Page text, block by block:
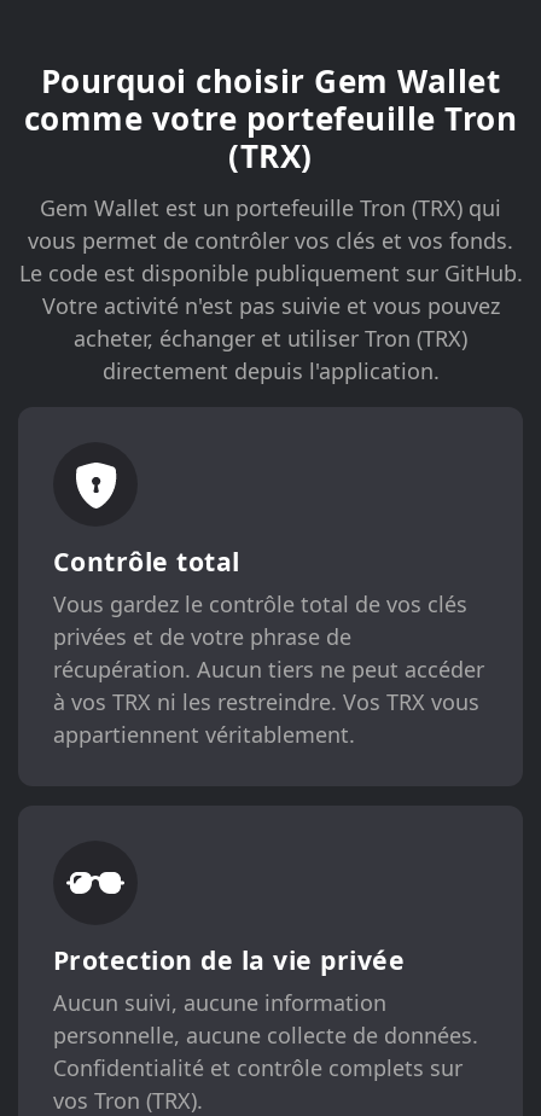
Pourquoi choisir Gem Wallet
comme votre portefeuille Tron
(TRX)
Gem Wallet est un portefeuille Tron (TRX) qui
vous permet de contrôler vos clés et vos fonds.
Le code est disponible publiquement sur GitHub.
Votre activité n'est pas suivie et vous pouvez
acheter, échanger et utiliser Tron (TRX)
directement depuis l'application.
Contrôle total
Vous gardez le contrôle total de vos clés
privées et de votre phrase de
récupération. Aucun tiers ne peut accéder
à vos TRX ni les restreindre. Vos TRX vous
appartiennent véritablement.
Protection de la vie privée
Aucun suivi, aucune information
personnelle, aucune collecte de données.
Confidentialité et contrôle complets sur
vos Tron (TRX).